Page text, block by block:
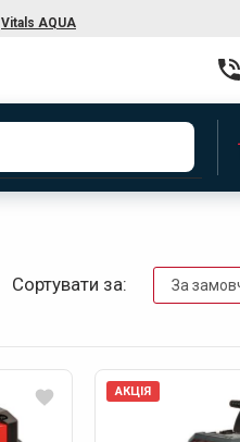
Vitals AQUA
Сортувати за:
АКЦІЯ